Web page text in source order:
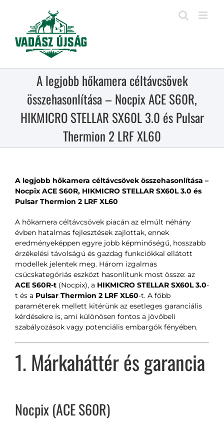
A legjobb hőkamera céltávcsövek
összehasonlítása – Nocpix ACE S60R,
HIKMICRO STELLAR SX60L 3.0 és Pulsar
Thermion 2 LRF XL60
A legjobb hőkamera céltávcsövek összehasonlítása –
Nocpix ACE S60R, HIKMICRO STELLAR SX60L 3.0 és
Pulsar Thermion 2 LRF XL60
A hőkamera céltávcsövek piacán az elmúlt néhány
évben hatalmas fejlesztések zajlottak, ennek
eredményeképpen egyre jobb képminőségű, hosszabb
érzékelési távolságú és gazdag funkciókkal ellátott
modellek jelentek meg. Három izgalmas
csúcskategóriás eszközt hasonlítunk most össze: az
ACE S60R-t(Nocpix), a HIKMICRO STELLAR SX60L 3.0-
t és a Pulsar Thermion 2 LRF XL60-t. A főbb
paraméterek mellett kitérünk az esetleges garanciális
kérdésekre is, ami különösen fontos a jövőbeli
szabályozások vagy potenciális embargók fényében.
1. Márkaháttér és garancia
Nocpix (ACE S60R)